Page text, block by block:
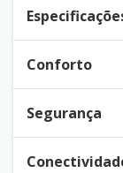
Conforto
Segurança